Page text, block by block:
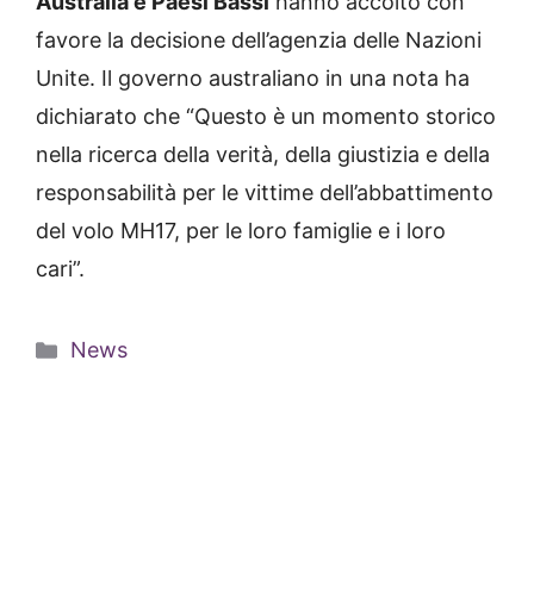
favore la decisione dell’agenzia delle Nazioni
Unite. Il governo australiano in una nota ha
dichiarato che “Questo è un momento storico
nella ricerca della verità, della giustizia e della
responsabilità per le vittime dell’abbattimento
del volo MH17, per le loro famiglie e i loro
cari”.
Categorie
News